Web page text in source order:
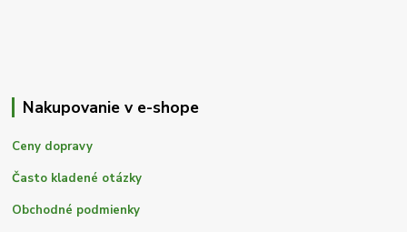
Nakupovanie v e-shope
Ceny dopravy
Často kladené otázky
Obchodné podmienky